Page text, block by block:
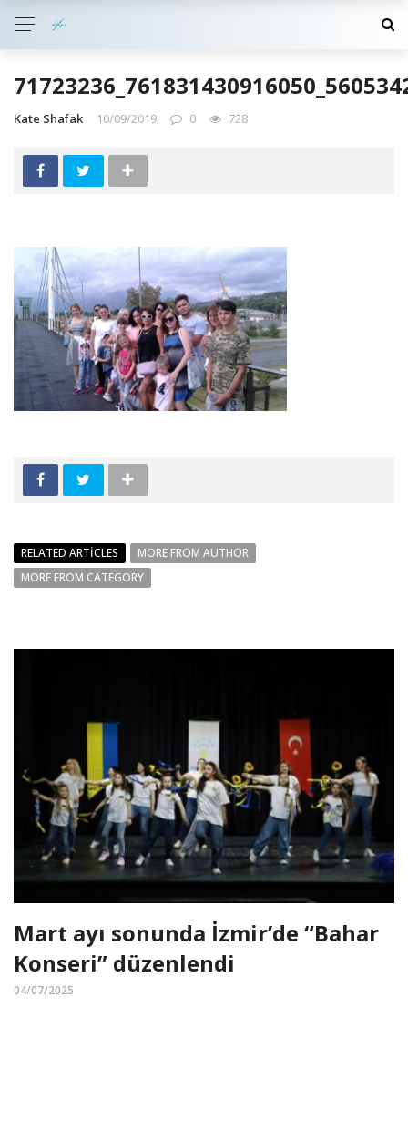
Kate Shafak 10/09/2019 0 728
RELATED ARTICLES
MORE FROM AUTHOR
MORE FROM CATEGORY
Mart ayı sonunda İzmir’de “Bahar
Konseri” düzenlendi
04/07/2025